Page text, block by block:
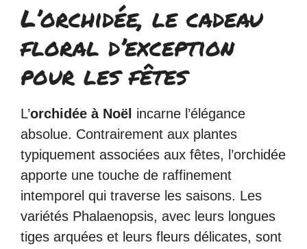
L’orchidée, le cadeau
floral d’exception
pour les fêtes
L’orchidée à Noël incarne l’élégance
absolue. Contrairement aux plantes
typiquement associées aux fêtes, l’orchidée
apporte une touche de raffinement
intemporel qui traverse les saisons. Les
variétés Phalaenopsis, avec leurs longues
tiges arquées et leurs fleurs délicates, sont